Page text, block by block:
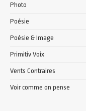
Photo
Poésie
Poésie & Image
Primitiv Voix
Vents Contraires
Voir comme on pense